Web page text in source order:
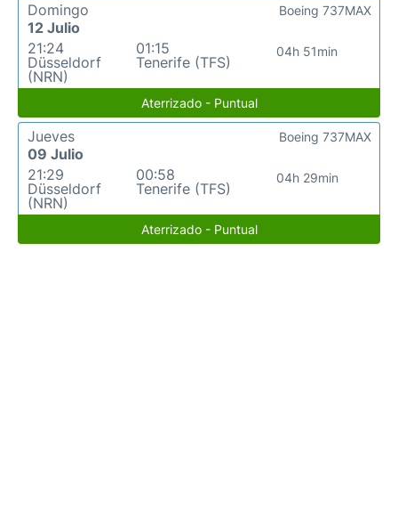
Domingo
12 Julio
21:24
Düsseldorf
(NRN)
01:15
Tenerife (TFS)
04h 51min
Boeing 737MAX
Aterrizado - Puntual
Jueves
09 Julio
21:29
Düsseldorf
(NRN)
00:58
Tenerife (TFS)
04h 29min
Boeing 737MAX
Aterrizado - Puntual